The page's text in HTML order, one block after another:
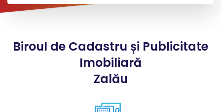
*Nume client:
Biroul de Cadastru și Publicitate
Imobiliară
Zalău